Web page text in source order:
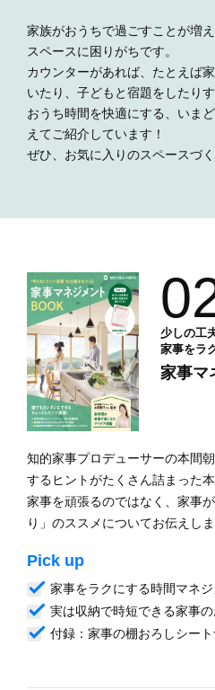
家族がおうちで過ごすことが増
スペースに困りがちです。
カウンターがあれば、たとえば
いたり、子どもと宿題をしたり
おうち時間を快適にする、いま
えてご紹介しています！
ぜひ、お気に入りのスペースづ
少しの工
家事をラ
家事マ
知的家事プロデューサーの本間
するヒントがたくさん詰まった本
家事を頑張るのではなく、家事
り」のススメについてお伝えしま
Pick up
家事をラクにする時間マネ
実は収納で時短できる家事
付録：家事の棚おろしシート